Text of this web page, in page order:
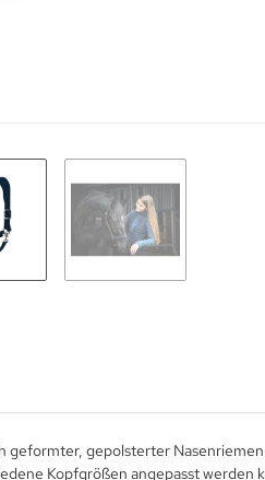
gepolsterter
Kopfgrößen angepasst